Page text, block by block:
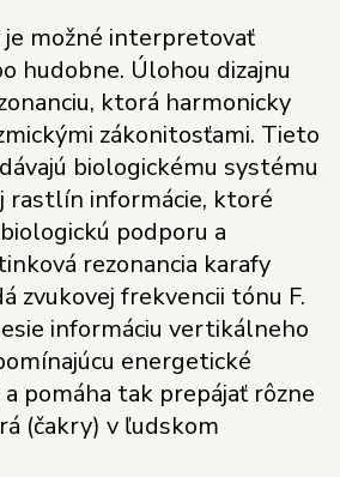
možné interpretovať
hudobne. Úlohou dizajnu
ktorá harmonicky
zákonitosťami. Tieto
biologickému systému
rastlín informácie, ktoré
podporu a
rezonancia karafy
zvukovej frekvencii tónu F.
informáciu vertikálneho
energetické
pomáha tak prepájať rôzne
(čakry) v ľudskom